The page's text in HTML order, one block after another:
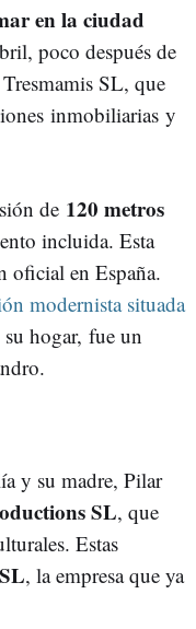
en la ciudad
poco después de
SL, que
inmobiliarias y
de 120 metros
incluida. Esta
oficial en España.
modernista situada
hogar, fue un
y su madre, Pilar
SL, que
Estas
, la empresa que ya